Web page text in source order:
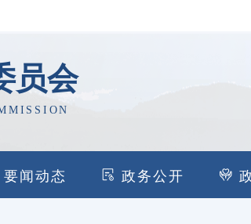
员会
要闻动态 政务公开